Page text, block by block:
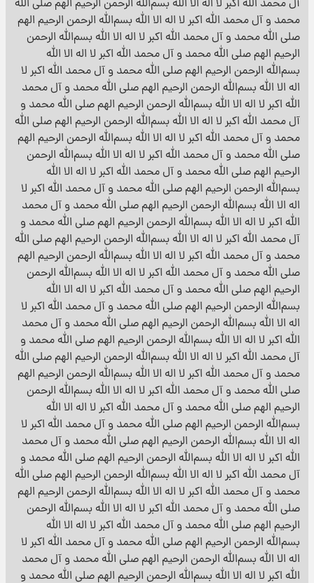
آل محمد الله اکبر لا اله الا الله بسم‌الله الرحمن الرحیم الهم صلی الله
محمد و آل محمد الله اکبر لا اله الا الله بسم‌الله الرحمن الرحیم الهم
صلی الله محمد و آل محمد الله اکبر لا اله الا الله بسم‌الله الرحمن
الرحیم الهم صلی الله محمد و آل محمد الله اکبر لا اله الا الله
بسم‌الله الرحمن الرحیم الهم صلی الله محمد و آل محمد الله اکبر لا
اله الا الله بسم‌الله الرحمن الرحیم الهم صلی الله محمد و آل محمد
الله اکبر لا اله الا الله بسم‌الله الرحمن الرحیم الهم صلی الله محمد و
آل محمد الله اکبر لا اله الا الله بسم‌الله الرحمن الرحیم الهم صلی الله
محمد و آل محمد الله اکبر لا اله الا الله بسم‌الله الرحمن الرحیم الهم
صلی الله محمد و آل محمد الله اکبر لا اله الا الله بسم‌الله الرحمن
الرحیم الهم صلی الله محمد و آل محمد الله اکبر لا اله الا الله
بسم‌الله الرحمن الرحیم الهم صلی الله محمد و آل محمد الله اکبر لا
اله الا الله بسم‌الله الرحمن الرحیم الهم صلی الله محمد و آل محمد
الله اکبر لا اله الا الله بسم‌الله الرحمن الرحیم الهم صلی الله محمد و
آل محمد الله اکبر لا اله الا الله بسم‌الله الرحمن الرحیم الهم صلی الله
محمد و آل محمد الله اکبر لا اله الا الله بسم‌الله الرحمن الرحیم الهم
صلی الله محمد و آل محمد الله اکبر لا اله الا الله بسم‌الله الرحمن
الرحیم الهم صلی الله محمد و آل محمد الله اکبر لا اله الا الله
بسم‌الله الرحمن الرحیم الهم صلی الله محمد و آل محمد الله اکبر لا
اله الا الله بسم‌الله الرحمن الرحیم الهم صلی الله محمد و آل محمد
الله اکبر لا اله الا الله بسم‌الله الرحمن الرحیم الهم صلی الله محمد و
آل محمد الله اکبر لا اله الا الله بسم‌الله الرحمن الرحیم الهم صلی الله
محمد و آل محمد الله اکبر لا اله الا الله بسم‌الله الرحمن الرحیم الهم
صلی الله محمد و آل محمد الله اکبر لا اله الا الله بسم‌الله الرحمن
الرحیم الهم صلی الله محمد و آل محمد الله اکبر لا اله الا الله
بسم‌الله الرحمن الرحیم الهم صلی الله محمد و آل محمد الله اکبر لا
اله الا الله بسم‌الله الرحمن الرحیم الهم صلی الله محمد و آل محمد
الله اکبر لا اله الا الله بسم‌الله الرحمن الرحیم الهم صلی الله محمد و
آل محمد الله اکبر لا اله الا الله بسم‌الله الرحمن الرحیم الهم صلی الله
محمد و آل محمد الله اکبر لا اله الا الله بسم‌الله الرحمن الرحیم الهم
صلی الله محمد و آل محمد الله اکبر لا اله الا الله بسم‌الله الرحمن
الرحیم الهم صلی الله محمد و آل محمد الله اکبر لا اله الا الله
بسم‌الله الرحمن الرحیم الهم صلی الله محمد و آل محمد الله اکبر لا
اله الا الله بسم‌الله الرحمن الرحیم الهم صلی الله محمد و آل محمد
الله اکبر لا اله الا الله بسم‌الله الرحمن الرحیم الهم صلی الله محمد و